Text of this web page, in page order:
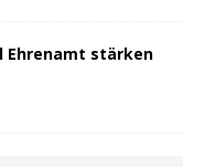
Ehrenamt stärken